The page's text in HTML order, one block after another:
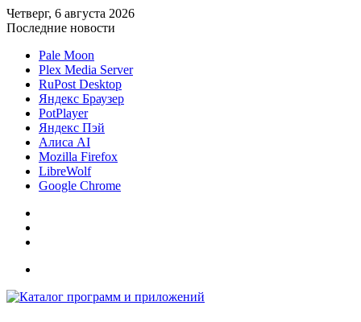
Четверг, 6 августа 2026
Последние новости
Pale Moon
Plex Media Server
RuPost Desktop
Яндекс Браузер
PotPlayer
Яндекс Пэй
Алиса AI
Mozilla Firefox
LibreWolf
Google Chrome